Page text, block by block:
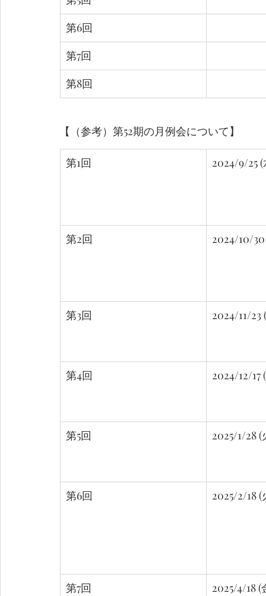
第6回
第7回
第8回
【（参考）第52期の月例会について】
第1回 2024/9/25 (
第2回 2024/10/
第3回 2024/11/23
第4回 2024/12/17
第5回 2025/1/28 (
第6回 2025/2/18 (
第7回 2025/4/18 (